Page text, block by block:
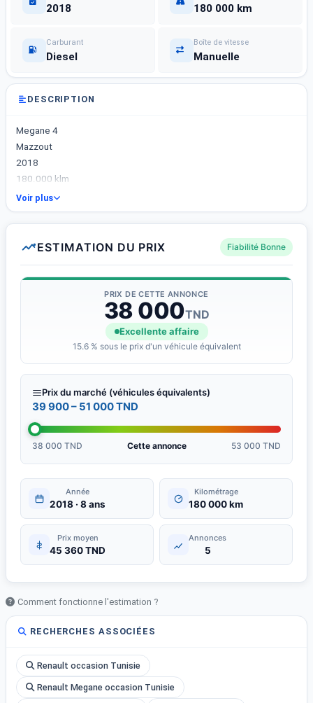
2018 180 000 km
Carburant
Diesel
Boîte de vitesse
Manuelle
DESCRIPTION
Megane 4
Mazzout
2018
180.000 klm
23714480
Voir plus
ESTIMATION DU PRIX Fiabilité Bonne
PRIX DE CETTE ANNONCE
38 000TND
Excellente affaire
15.6 % sous le prix d'un véhicule équivalent
Prix du marché (véhicules équivalents)
39 900 – 51 000 TND
38 000 TND Cette annonce 53 000 TND
Année
2018 · 8 ans
Kilométrage
180 000 km
Prix moyen
45 360 TND
Annonces
5
Comment fonctionne l'estimation ?
RECHERCHES ASSOCIÉES
Renault occasion Tunisie
Renault Megane occasion Tunisie